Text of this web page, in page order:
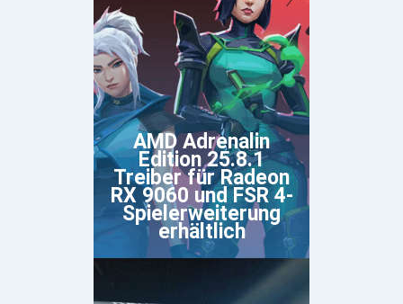
AMD Adrenalin
Edition 25.8.1
Treiber für Radeon
RX 9060 und FSR 4-
Spielerweiterung
erhältlich